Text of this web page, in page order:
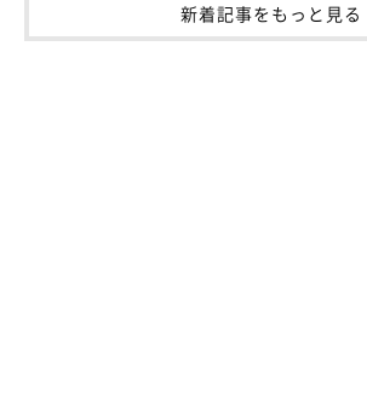
新着記事をもっと見る